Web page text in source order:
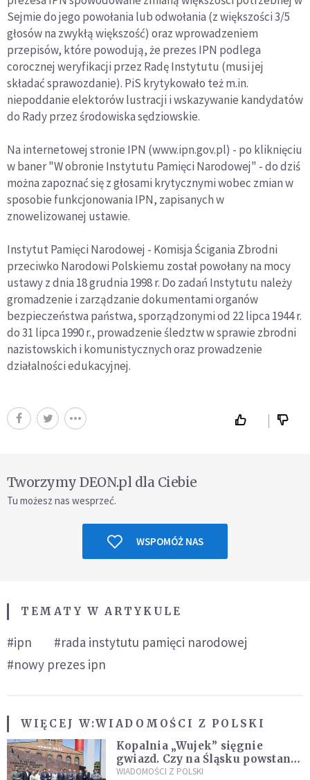
Sejmie do jego powołania lub odwołania (z większości 3/5
głosów na zwykłą większość) oraz wprowadzeniem
przepisów, które powodują, że prezes IPN podlega
corocznej weryfikacji przez Radę Instytutu (musi jej
składać sprawozdanie). PiS krytykowało też m.in.
niepoddanie elektorów lustracji i wskazywanie kandydatów
do Rady przez środowiska sędziowskie.
Na internetowej stronie IPN (www.ipn.gov.pl) - po kliknięciu
w baner "W obronie Instytutu Pamięci Narodowej" - do dziś
można zapoznać się z głosami krytycznymi wobec zmian w
sposobie funkcjonowania IPN, zapisanych w
znowelizowanej ustawie.
Instytut Pamięci Narodowej - Komisja Ścigania Zbrodni
przeciwko Narodowi Polskiemu został powołany na mocy
ustawy z dnia 18 grudnia 1998 r. Do zadań Instytutu należy
gromadzenie i zarządzanie dokumentami organów
bezpieczeństwa państwa, sporządzonymi od 22 lipca 1944 r.
do 31 lipca 1990 r., prowadzenie śledztw w sprawie zbrodni
nazistowskich i komunistycznych oraz prowadzenie
działalności edukacyjnej.
Tworzymy DEON.pl dla Ciebie
Tu możesz nas wesprzeć.
WSPOMÓŻ NAS
TEMATY W ARTYKULE
#ipn
#rada instytutu pamięci narodowej
#nowy prezes ipn
WIĘCEJ W:WIADOMOŚCI Z POLSKI
Kopalnia „Wujek” sięgnie
gwiazd. Czy na Śląsku powstanie
„Dolina Krzemowa”?
WIADOMOŚCI Z POLSKI